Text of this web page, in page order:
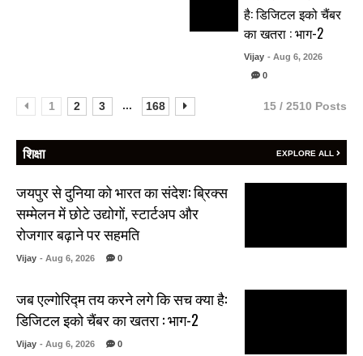
है: डिजिटल इको चैंबर
का खतरा : भाग-2
Vijay - Aug 6, 2026
0
1 2 3 ... 168 15 / 2510 Posts
शिक्षा EXPLORE ALL
जयपुर से दुनिया को भारत का संदेश: ब्रिक्स
सम्मेलन में छोटे उद्योगों, स्टार्टअप और
रोजगार बढ़ाने पर सहमति
Vijay - Aug 6, 2026 0
जब एल्गोरिद्म तय करने लगे कि सच क्या है:
डिजिटल इको चैंबर का खतरा : भाग-2
Vijay - Aug 6, 2026 0